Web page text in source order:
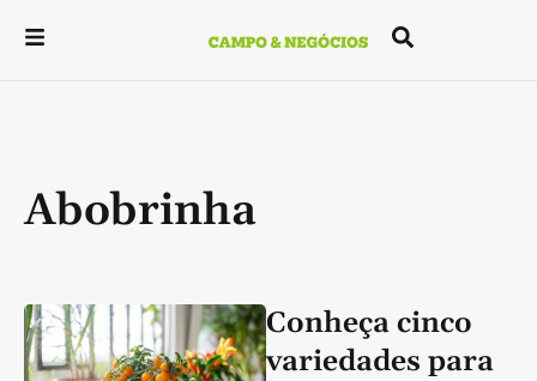
Abobrinha
Conheça cinco
variedades para